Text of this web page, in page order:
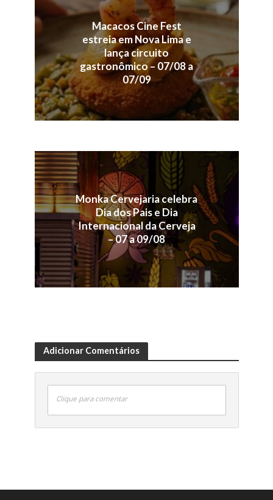
Macacos Cine Fest
estreia em Nova Lima e
lança circuito
gastronômico – 07/08 a
07/09
Monka Cervejaria celebra
Dia dos Pais e Dia
Internacional da Cerveja
– 07 a 09/08
Adicionar Comentários
Clique para comentar